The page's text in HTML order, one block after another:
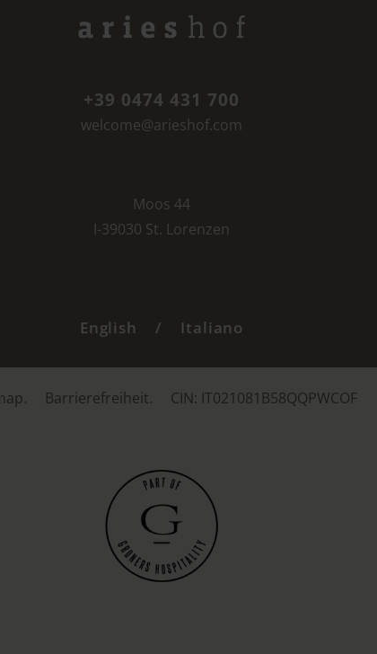
+39 0474 431 700
welcome@arieshof.com
Moos 44
I-39030 St. Lorenzen
English / Italiano
Barrierefreiheit. CIN: IT021081B58QQPWCOF